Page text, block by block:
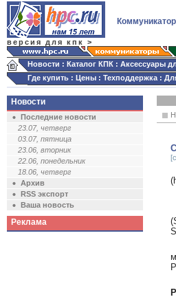
версия для кпк >
Новости : Каталог КПК : Аксессуары
Где купить : Цены : Техподдержка :
Новости
Последние новости
23.07, четверг
03.07, пятница
23.06, вторник
22.06, понедельник
18.06, четверг
Архив
RSS экспорт
Ваша новость
Реклама